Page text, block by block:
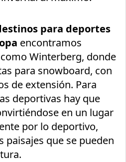
para deportes
encontramos
Winterberg, donde
para snowboard, con
de extensión. Para
deportivas hay que
en un lugar
por lo deportivo,
paisajes que se pueden